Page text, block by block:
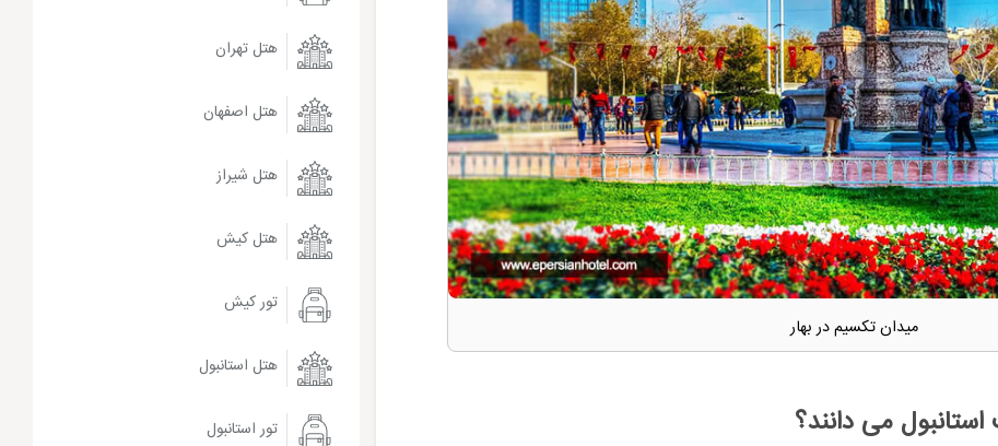
میدان تکسیم در بهار
می دانند؟
هتل تهران
هتل اصفهان
هتل شیراز
هتل کیش
تور کیش
هتل استانبول
تور استانبول